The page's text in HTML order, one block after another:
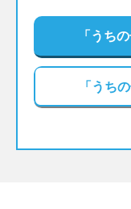
「うち
「うち